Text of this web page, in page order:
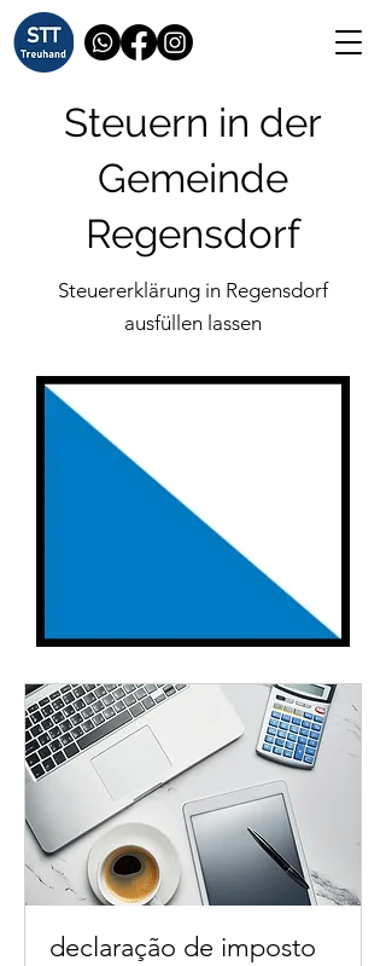
Steuern in der
Gemeinde
Regensdorf
Steuererklärung in Regensdorf
ausfüllen lassen
declaração de imposto